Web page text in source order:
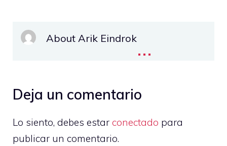
About Arik Eindrok...
Deja un comentario
Lo siento, debes estar conectado para
publicar un comentario.